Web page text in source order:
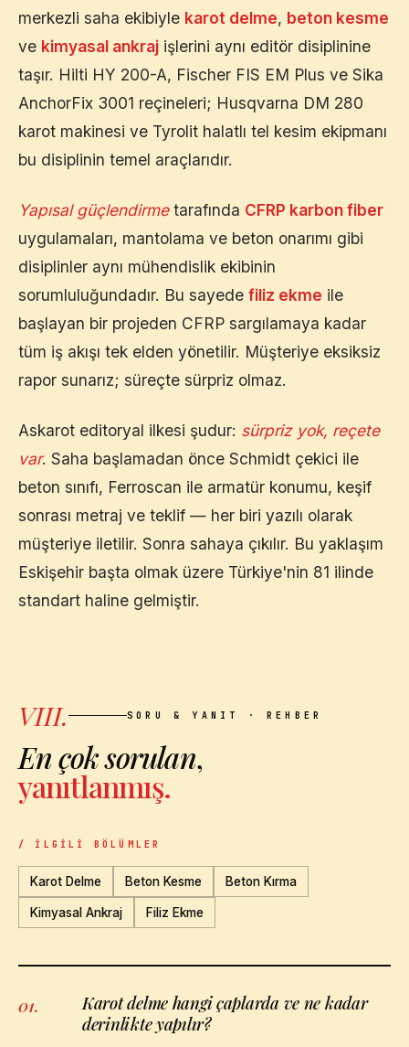
merkezli saha ekibiyle karot delme, beton kesme
ve kimyasal ankraj işlerini aynı editör disiplinine
taşır. Hilti HY 200-A, Fischer FIS EM Plus ve Sika
AnchorFix 3001 reçineleri; Husqvarna DM 280
karot makinesi ve Tyrolit halatlı tel kesim ekipmanı
bu disiplinin temel araçlarıdır.
Yapısal güçlendirmetarafında CFRP karbon fiber
uygulamaları, mantolama ve beton onarımı gibi
disiplinler aynı mühendislik ekibinin
sorumluluğundadır. Bu sayede filiz ekme ile
başlayan bir projeden CFRP sargılamaya kadar
tüm iş akışı tek elden yönetilir. Müşteriye eksiksiz
rapor sunarız; süreçte sürpriz olmaz.
Askarot editoryal ilkesi şudur: sürpriz yok, reçete
var. Saha başlamadan önce Schmidt çekici ile
beton sınıfı, Ferroscan ile armatür konumu, keşif
sonrası metraj ve teklif — her biri yazılı olarak
müşteriye iletilir. Sonra sahaya çıkılır. Bu yaklaşım
Eskişehir başta olmak üzere Türkiye'nin 81 ilinde
standart haline gelmiştir.
VIII. SORU & YANIT · REHBER
En çok sorulan,
yanıtlanmış.
/ İLGILI BÖLÜMLER
Karot Delme Beton Kesme Beton Kırma
Kimyasal Ankraj Filiz Ekme
01.
Karot delme hangi çaplarda ve ne kadar
derinlikte yapılır?